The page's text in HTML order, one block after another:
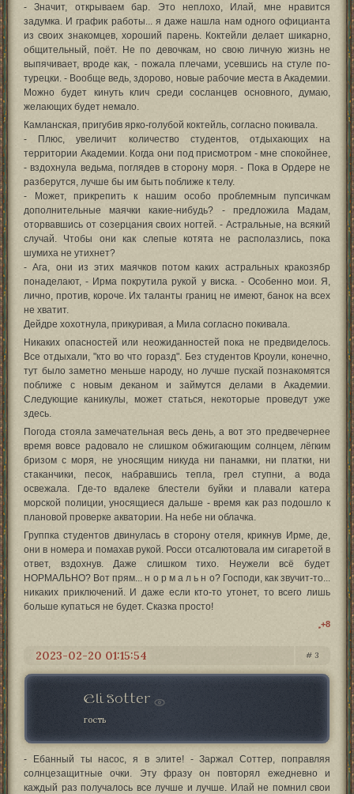
- Значит, открываем бар. Это неплохо, Илай, мне нравится
задумка. И график работы... я даже нашла нам одного официанта
из своих знакомцев, хороший парень. Коктейли делает шикарно,
общительный, поёт. Не по девочкам, но свою личную жизнь не
выпячивает, вроде как, - пожала плечами, усевшись на стуле по-
турецки. - Вообще ведь, здорово, новые рабочие места в Академии.
Можно будет кинуть клич среди сосланцев основного, думаю,
желающих будет немало.
Камланская, пригубив ярко-голубой коктейль, согласно покивала.
- Плюс, увеличит количество студентов, отдыхающих на
территории Академии. Когда они под присмотром - мне спокойнее,
- вздохнула ведьма, поглядев в сторону моря. - Пока в Ордере не
разберутся, лучше бы им быть поближе к телу.
- Может, прикрепить к нашим особо проблемным пупсичкам
дополнительные маячки какие-нибудь? - предложила Мадам,
оторвавшись от созерцания своих ногтей. - Астральные, на всякий
случай. Чтобы они как слепые котята не располазлись, пока
шумиха не утихнет?
- Ага, они из этих маячков потом каких астральных кракозябр
понаделают, - Ирма покрутила рукой у виска. - Особенно мои. Я,
лично, против, короче. Их таланты границ не имеют, банок на всех
не хватит.
Дейдре хохотнула, прикуривая, а Мила согласно покивала.
Никаких опасностей или неожиданностей пока не предвиделось.
Все отдыхали, "кто во что горазд". Без студентов Кроули, конечно,
тут было заметно меньше народу, но лучше пускай познакомятся
поближе с новым деканом и займутся делами в Академии.
Следующие каникулы, может статься, некоторые проведут уже
здесь.
Погода стояла замечательная весь день, а вот это предвечернее
время вовсе радовало не слишком обжигающим солнцем, лёгким
бризом с моря, не уносящим никуда ни панамки, ни платки, ни
стаканчики, песок, набравшись тепла, грел ступни, а вода
освежала. Где-то вдалеке блестели буйки и плавали катера
морской полиции, уносящиеся дальше - время как раз подошло к
плановой проверке акватории. На небе ни облачка.
Группка студентов двинулась в сторону отеля, крикнув Ирме, де,
они в номера и помахав рукой. Росси отсалютовала им сигаретой в
ответ, вздохнув. Даже слишком тихо. Неужели всё будет
НОРМАЛЬНО? Вот прям... н о р м а л ь н о? Господи, как звучит-то...
никаких приключений. И даже если кто-то утонет, то всего лишь
больше купаться не будет. Сказка просто!
+8
3
2023-02-20 01:15:54
Eli Sotter
гость
- Ебанный ты насос, я в элите! - Заржал Соттер, поправляя
солнцезащитные очки. Эту фразу он повторял ежедневно и
каждый раз получалось все лучше и лучше. Илай не помнил свои